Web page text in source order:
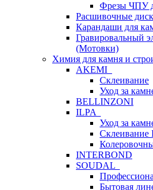
Фрезы ЧПУ
Расшивочные
Карандаши для
Гравировальный
(Мотовки)
Химия для камня и
AKEMI
Склеивание
Уход за
BELLINZONI
ILPA
Уход за
Склеивание
INTERBOND
SOUDAL
Бытовая